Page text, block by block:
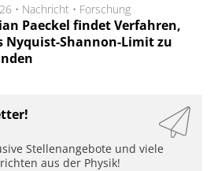
• Nachricht • Forschung
Paeckel findet Verfahren,
Nyquist-Shannon-Limit zu
Stellenangebote und viele
aus der Physik!